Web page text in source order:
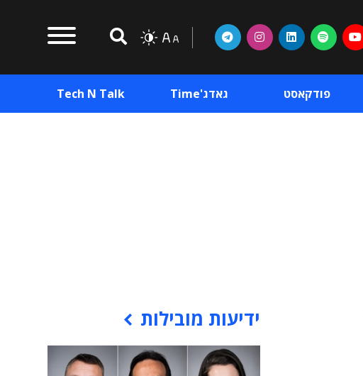
פודקאסט גאדג'Time Tech N Talk
ידיעות מובילות